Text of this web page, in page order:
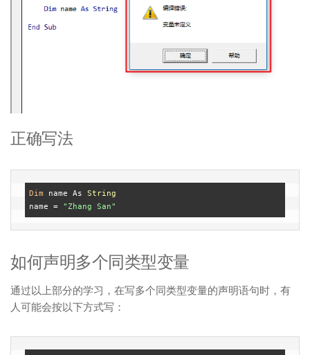
正确写法
Dim name As String
name = "Zhang San"
如何声明多个同类型变量
通过以上部分的学习，在写多个同类型变量的声明语句时，有
人可能会按以下方式写：